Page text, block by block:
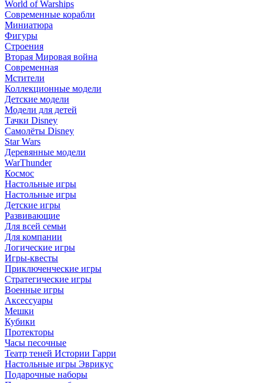
World of Warships
Современные корабли
Миниатюра
Фигуры
Строения
Вторая Мировая война
Современная
Мстители
Коллекционные модели
Детские модели
Модели для детей
Тачки Disney
Самолёты Disney
Star Wars
Деревянные модели
WarThunder
Космос
Настольные игры
Настольные игры
Детские игры
Развивающие
Для всей семьи
Для компании
Логические игры
Игры-квесты
Приключенческие игры
Стратегические игры
Военные игры
Аксессуары
Мешки
Кубики
Протекторы
Часы песочные
Театр теней Истории Гарри
Настольные игры Эврикус
Подарочные наборы